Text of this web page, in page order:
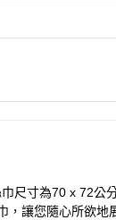
寸為70 x 72
讓您隨心所欲